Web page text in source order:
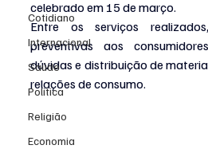
Cotidiano
Internacional
Saúde
Politica
Religião
Economia
celebrado em 15 de março.
Entre os serviços
preventivas aos
dúvidas e distribuição de
relações de consumo.